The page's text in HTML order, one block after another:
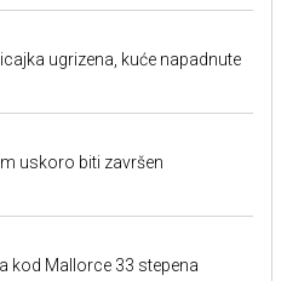
ugrizena, kuće napadnute
uskoro biti završen
kod Mallorce 33 stepena